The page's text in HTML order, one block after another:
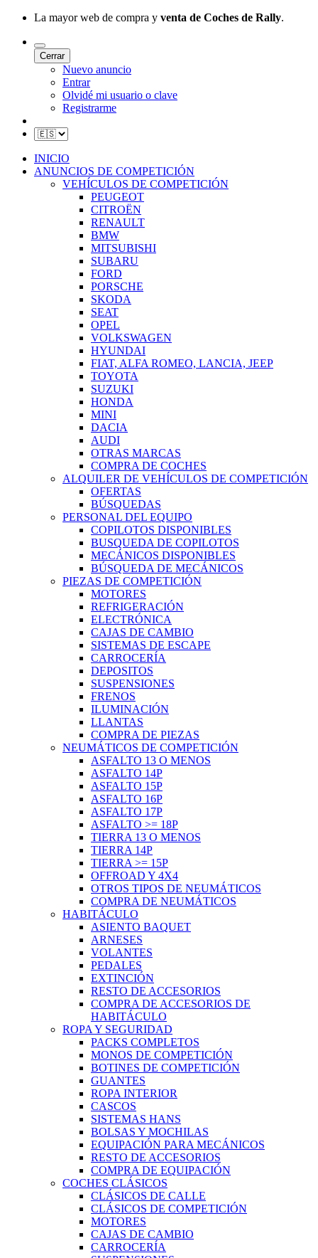
La mayor web de compra y venta de Coches de Rally.
Cerrar
Nuevo anuncio
Entrar
Olvidé mi usuario o clave
Registrarme
INICIO
ANUNCIOS DE COMPETICIÓN
VEHÍCULOS DE COMPETICIÓN
PEUGEOT
CITROËN
RENAULT
BMW
MITSUBISHI
SUBARU
FORD
PORSCHE
SKODA
SEAT
OPEL
VOLKSWAGEN
HYUNDAI
FIAT, ALFA ROMEO, LANCIA, JEEP
TOYOTA
SUZUKI
HONDA
MINI
DACIA
AUDI
OTRAS MARCAS
COMPRA DE COCHES
ALQUILER DE VEHÍCULOS DE COMPETICIÓN
OFERTAS
BÚSQUEDAS
PERSONAL DEL EQUIPO
COPILOTOS DISPONIBLES
BUSQUEDA DE COPILOTOS
MECÁNICOS DISPONIBLES
BÚSQUEDA DE MECÁNICOS
PIEZAS DE COMPETICIÓN
MOTORES
REFRIGERACIÓN
ELECTRÓNICA
CAJAS DE CAMBIO
SISTEMAS DE ESCAPE
CARROCERÍA
DEPOSITOS
SUSPENSIONES
FRENOS
ILUMINACIÓN
LLANTAS
COMPRA DE PIEZAS
NEUMÁTICOS DE COMPETICIÓN
ASFALTO 13 O MENOS
ASFALTO 14P
ASFALTO 15P
ASFALTO 16P
ASFALTO 17P
ASFALTO >= 18P
TIERRA 13 O MENOS
TIERRA 14P
TIERRA >= 15P
OFFROAD Y 4X4
OTROS TIPOS DE NEUMÁTICOS
COMPRA DE NEUMÁTICOS
HABITÁCULO
ASIENTO BAQUET
ARNESES
VOLANTES
PEDALES
EXTINCIÓN
RESTO DE ACCESORIOS
COMPRA DE ACCESORIOS DE
HABITÁCULO
ROPA Y SEGURIDAD
PACKS COMPLETOS
MONOS DE COMPETICIÓN
BOTINES DE COMPETICIÓN
GUANTES
ROPA INTERIOR
CASCOS
SISTEMAS HANS
BOLSAS Y MOCHILAS
EQUIPACIÓN PARA MECÁNICOS
RESTO DE ACCESORIOS
COMPRA DE EQUIPACIÓN
COCHES CLÁSICOS
CLÁSICOS DE CALLE
CLÁSICOS DE COMPETICIÓN
MOTORES
CAJAS DE CAMBIO
CARROCERÍA